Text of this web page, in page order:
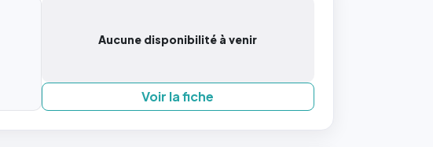
Aucune disponibilité à venir
Voir la fiche